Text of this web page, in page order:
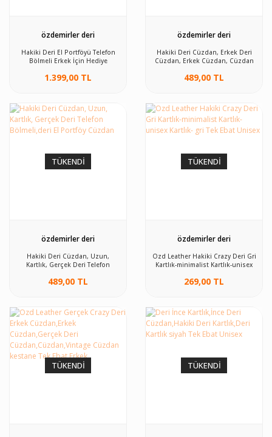
özdemirler deri
Hakiki Deri El Portföyü Telefon
Bölmeli Erkek İçin Hediye
1.399,00 TL
özdemirler deri
Hakiki Deri Cüzdan, Erkek Deri
Cüzdan, Erkek Cüzdan, Cüzdan
489,00 TL
TÜKENDİ
özdemirler deri
Hakiki Deri Cüzdan, Uzun,
Kartlık, Gerçek Deri Telefon
489,00 TL
TÜKENDİ
özdemirler deri
Ozd Leather Hakiki Crazy Deri Gri
Kartlık-minimalist Kartlık-unisex
269,00 TL
TÜKENDİ TÜKENDİ